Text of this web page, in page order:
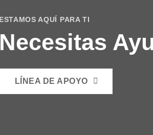
ESTAMOS AQUÍ PARA TI
Necesitas
LÍNEA DE APOYO